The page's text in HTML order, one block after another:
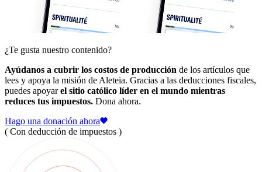
¿Te gusta nuestro contenido?
Ayúdanos a cubrir los costos de producción de los artículos que
lees y apoya la misión de Aleteia. Gracias a las deducciones fiscales,
puedes apoyarel sitio católico líder en el mundo mientras
reduces tus impuestos. Dona ahora.
Hago una donación ahora
( Con deducción de impuestos )